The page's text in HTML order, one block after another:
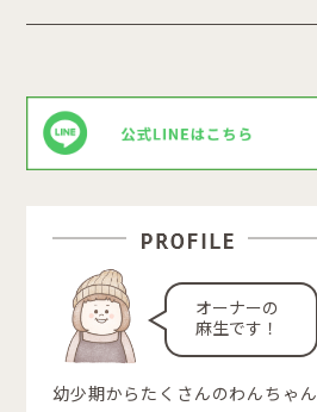
オーナーの
麻生です！
幼少期からたくさんのわんちゃん